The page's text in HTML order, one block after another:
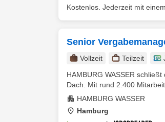
Kostenlos. Jederzeit mit
Senior
Vollzeit Teilzeit
HAMBURG WASSER
Dach. Mit rund 2.400
HAMBURG WASSER
Hamburg